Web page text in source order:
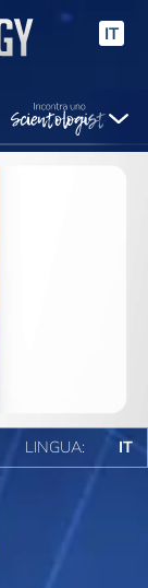
IT
LINGUA: IT